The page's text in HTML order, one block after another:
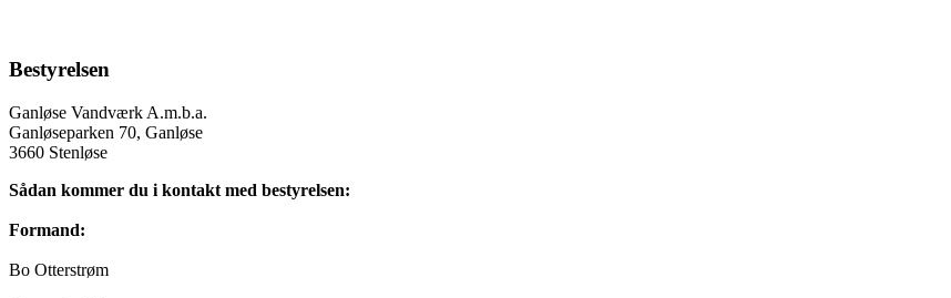
Bestyrelsen
Ganløse Vandværk A.m.b.a.
Ganløseparken 70, Ganløse
3660 Stenløse
Sådan kommer du i kontakt med bestyrelsen:
Formand:
Bo Otterstrøm